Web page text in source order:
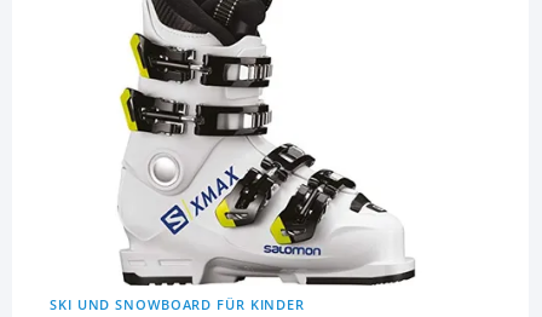
SKI UND SNOWBOARD FÜR KINDER